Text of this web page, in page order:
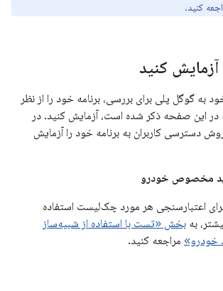
کنید.
آزمایش کنید
به گوگل پلی برای بررسی، برنامه خود را از نظر
در این صفحه ذکر شده است، آزمایش کنید. در
دسترسی کاربران به برنامه خود را آزمایش
مخصوص خودرو
اعتبارسنجی هر مورد چک‌لیست استفاده
به بخش «تست با استفاده از شبیه‌ساز
خودرو» مراجعه کنید.